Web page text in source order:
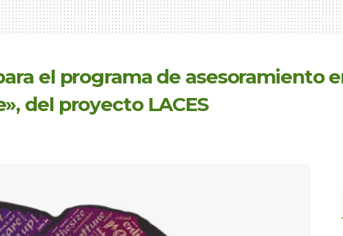
el programa de asesoramiento
del proyecto LACES